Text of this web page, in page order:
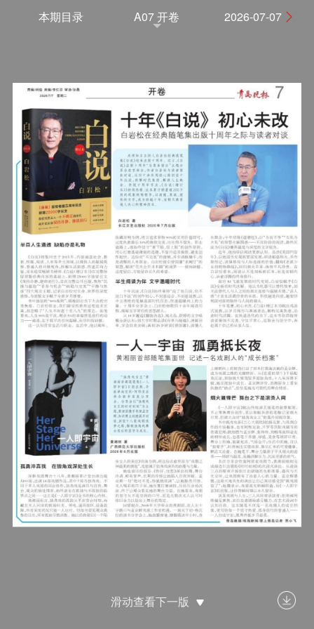
滑动查看下一版
本期目录 A07 开卷 2026-07-07